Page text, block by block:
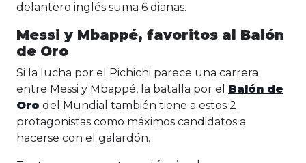
delantero inglés suma 6 dianas.
Messi y Mbappé, favoritos al Balón
de Oro
Si la lucha por el Pichichi parece una carrera
entre Messi y Mbappé, la batalla por el Balón de
Oro del Mundial también tiene a estos 2
protagonistas como máximos candidatos a
hacerse con el galardón.